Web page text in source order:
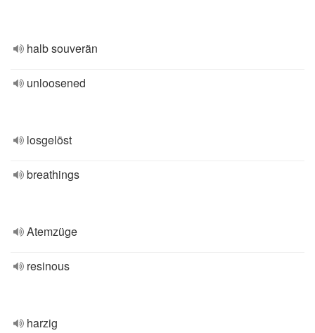
halb souverän
unloosened
losgelöst
breathings
Atemzüge
resinous
harzig